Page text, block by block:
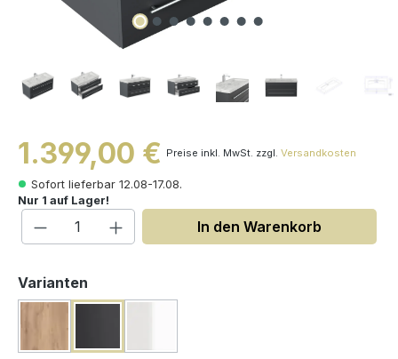
1.399,00 € Preise inkl. MwSt. zzgl. Versandkosten
Sofort lieferbar 12.08-17.08.
Nur 1 auf Lager!
Produkt Anzahl: Gib den
In den Warenkorb
Varianten